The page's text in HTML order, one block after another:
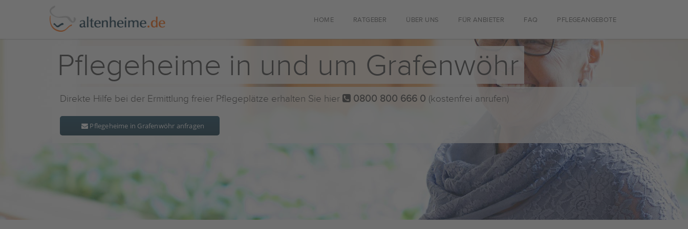
HOME RATGEBER ÜBER UNS FÜR ANBIETER FAQ PFLEGEANGEBOTE
Pflegeheime in und um Grafenwöhr
Direkte Hilfe bei der Ermittlung freier Pflegeplätze erhalten Sie hier 0800 800 666 0 (kostenfrei anrufen)
Pflegeheime in Grafenwöhr anfragen